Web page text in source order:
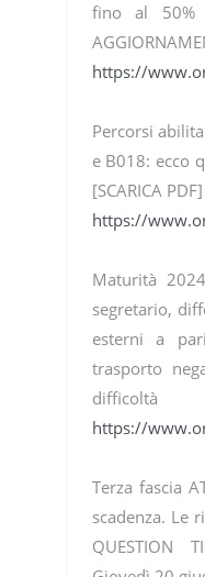
fino al 50%
https://
Percorsi
e B018: ecco
[SCARICA PDF]
https://
Maturità
segretario,
esterni a
trasporto
difficoltà
https://
Terza fascia
scadenza. Le
QUESTION